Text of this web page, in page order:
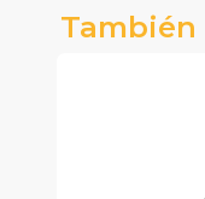
También